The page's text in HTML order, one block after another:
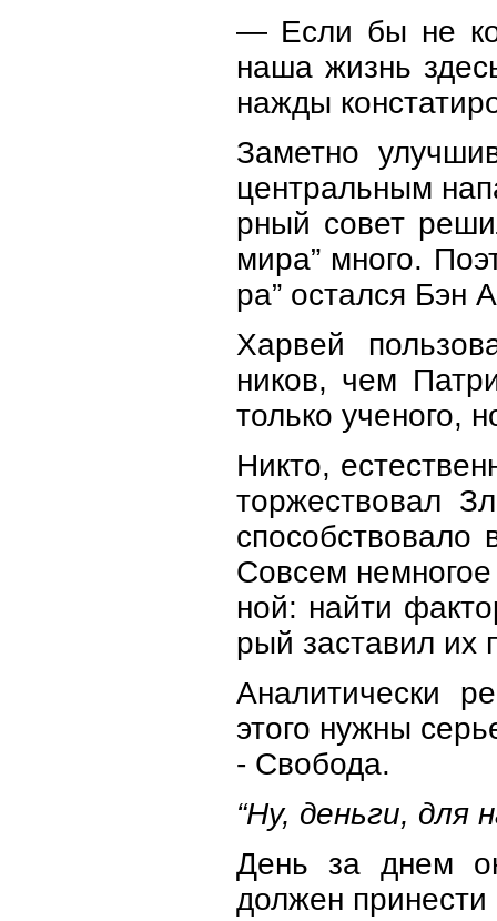
— Если бы не
наша жизнь
нажды
Заметно
центральным
рный совет
мира” много.
ра” остался Бэн
Харвей
ников, чем
только ученого,
Никто,
торжествовал
Совсем
ной: найти
рый заставил их
Аналитически
этого нужны
- Свобода.
“Ну, деньги, для
День за днем
должен